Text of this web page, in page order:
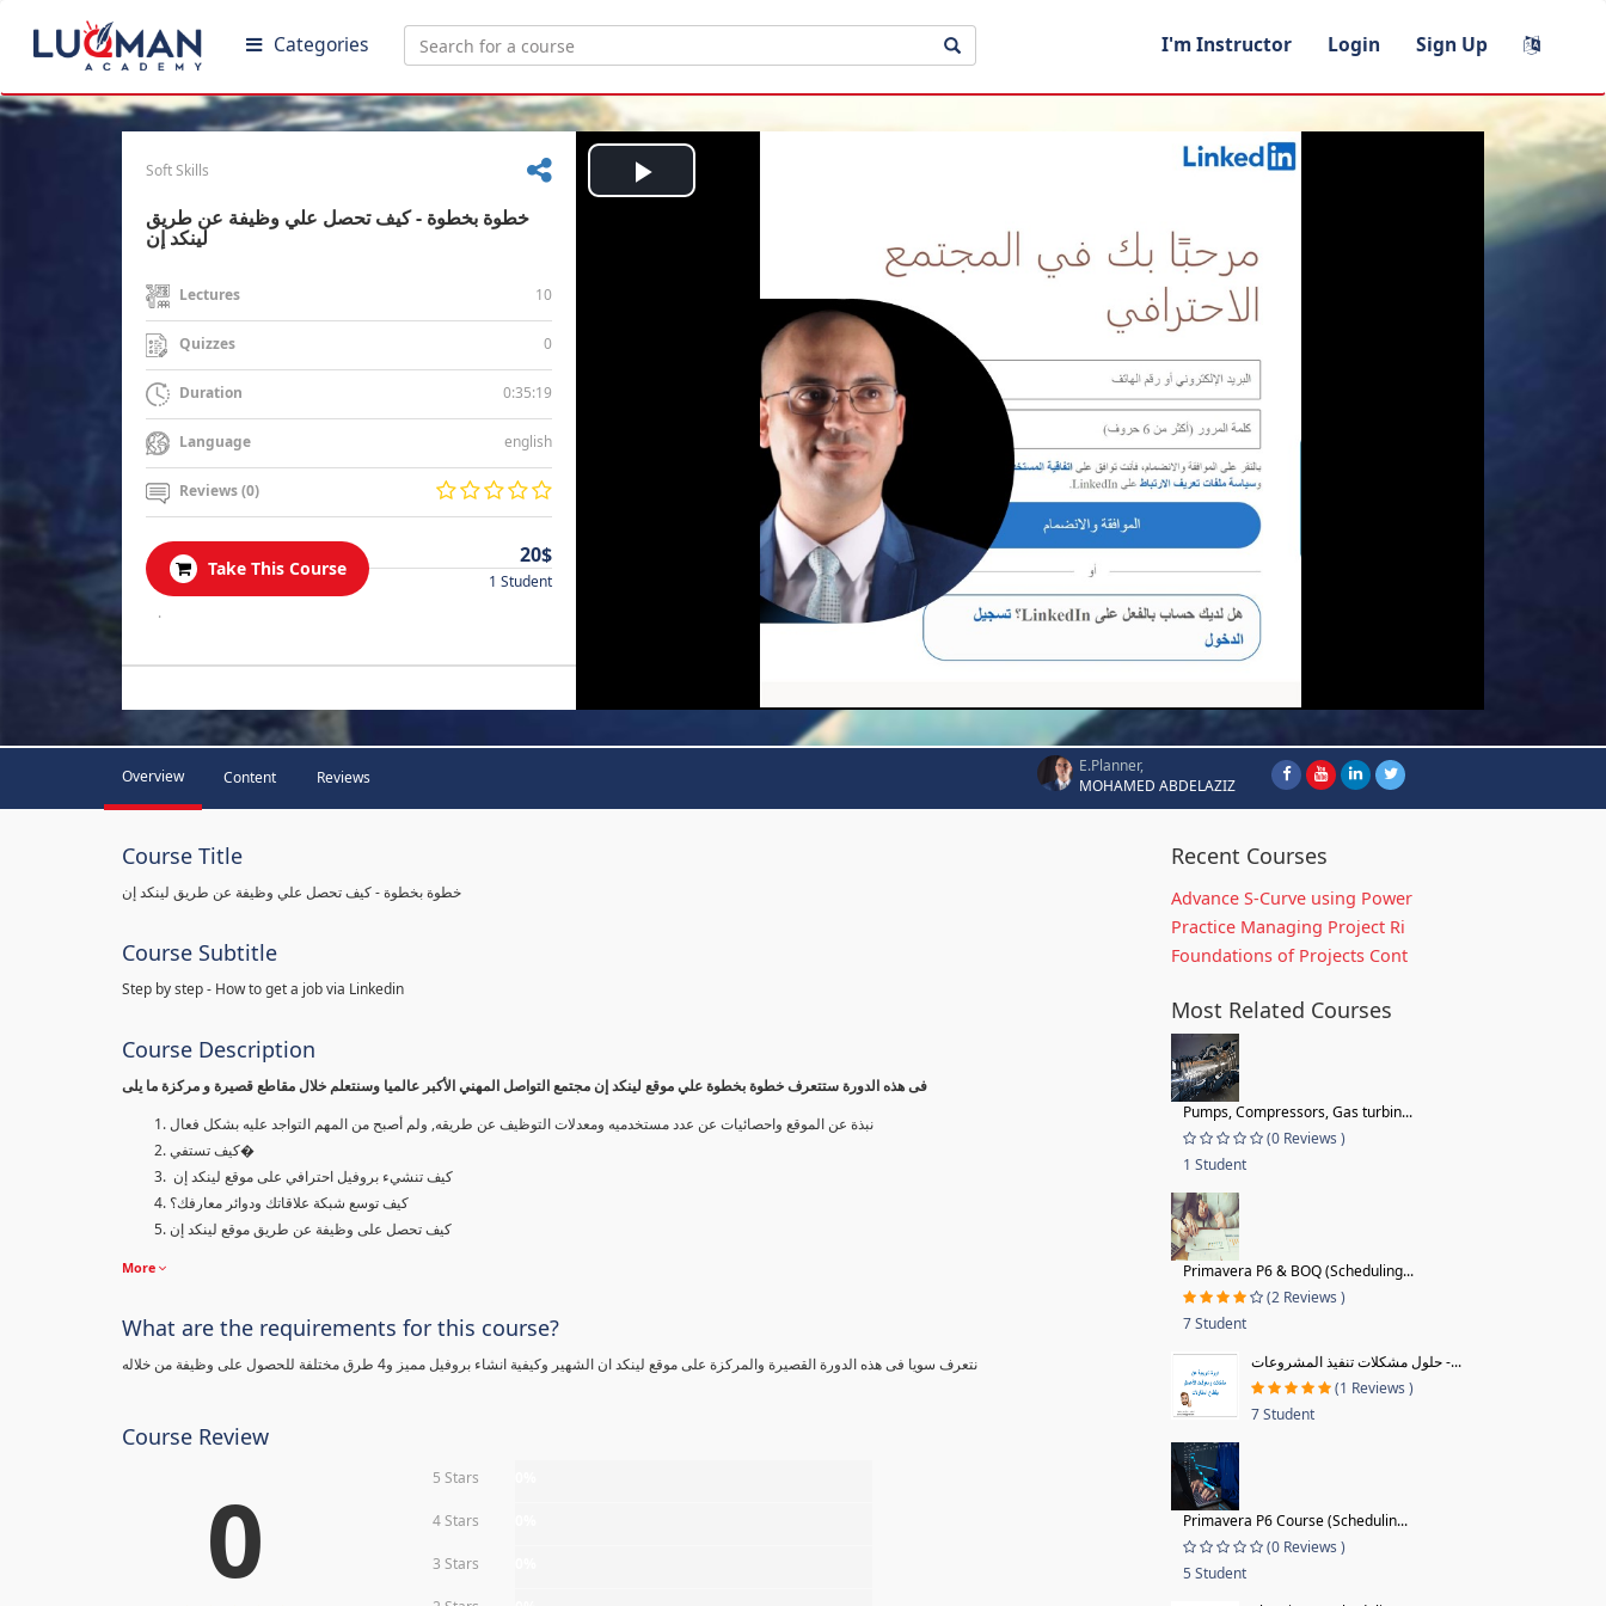
Categories I'm Instructor Login Sign Up
Soft Skills
خطوة بخطوة - كيف تحصل علي وظيفة عن طريق
لينكد إن
Lectures 10
Quizzes 0
Duration 0:35:19
Language english
Reviews (0)
Take This Course
20$
1 Student
.
Play
Overview Content Reviews
E.Planner,
MOHAMED ABDELAZIZ
Course Title
خطوة بخطوة - كيف تحصل علي وظيفة عن طريق لينكد إن
Course Subtitle
Step by step - How to get a job via Linkedin
Course Description
فى هذه الدورة ستتعرف خطوة بخطوة علي موقع لينكد إن مجتمع التواصل المهني الأكبر عالميا وسنتعلم خلال مقاطع قصيرة و مركزة ما يلى
نبذة عن الموقع واحصائيات عن عدد مستخدميه ومعدلات التوظيف عن طريقه, ولم أصبح من المهم التواجد عليه بشكل فعال
كيف تستفي�
كيف تنشيء بروفيل احترافي على موقع لينكد إن
كيف توسع شبكة علاقاتك ودوائر معارفك؟
كيف تحصل على وظيفة عن طريق موقع لينكد إن
More
What are the requirements for this course?
نتعرف سويا فى هذه الدورة القصيرة والمركزة على موقع لينكد ان الشهير وكيفية انشاء بروفيل مميز و4 طرق مختلفة للحصول على وظيفة من خلاله
Course Review
0 5 Stars
4 Stars
3 Stars
Recent Courses
Advance S-Curve using Power
Practice Managing Project Ri
Foundations of Projects Cont
Most Related Courses
Pumps, Compressors, Gas turbin...
(0 Reviews )
1 Student
Primavera P6 & BOQ (Scheduling...
(2 Reviews )
7 Student
حلول مشكلات تنفيذ المشروعات -...
(1 Reviews )
7 Student
Primavera P6 Course (Schedulin...
(0 Reviews )
5 Student